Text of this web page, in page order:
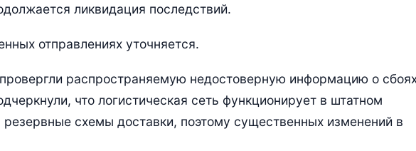
ликвидация последствий.
отправлениях уточняется.
распространяемую недостоверную информацию о
что логистическая сеть функционирует в штатном
схемы доставки, поэтому существенных изменений в